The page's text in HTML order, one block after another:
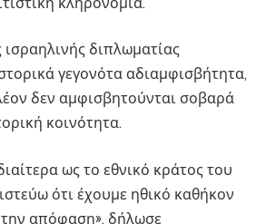
διπλωματίας
γεγονότα αδιαμφισβήτητα,
δεν αμφισβητούνται σοβαρά
κοινότητα.
ως το εθνικό κράτος του
ότι έχουμε ηθικό καθήκον
απόφαση», δήλωσε